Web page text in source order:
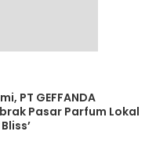
PT GEFFANDA
Pasar Parfum Lokal